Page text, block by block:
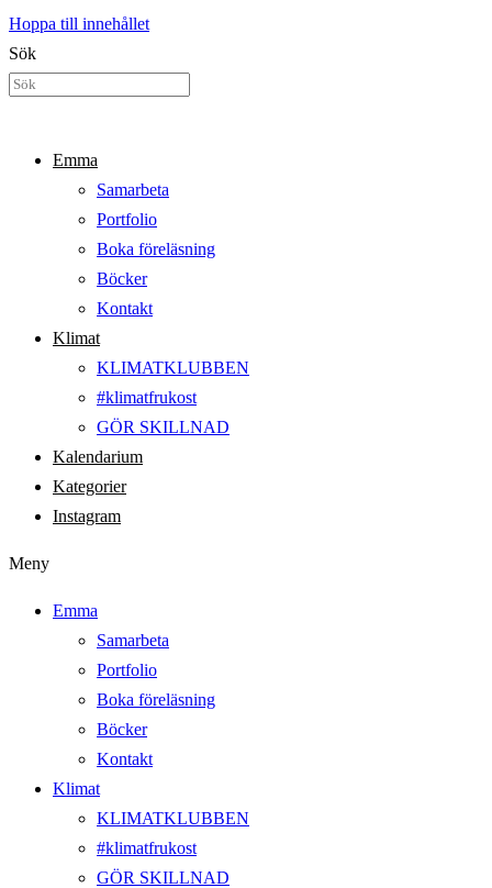
Hoppa till innehållet
Sök
Emma
Samarbeta
Portfolio
Boka föreläsning
Böcker
Kontakt
Klimat
KLIMATKLUBBEN
#klimatfrukost
GÖR SKILLNAD
Kalendarium
Kategorier
Instagram
Meny
Emma
Samarbeta
Portfolio
Boka föreläsning
Böcker
Kontakt
Klimat
KLIMATKLUBBEN
#klimatfrukost
GÖR SKILLNAD